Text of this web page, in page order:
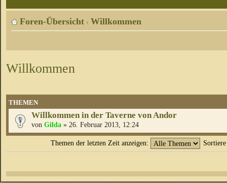
Foren-Übersicht ‹ Willkommen
Willkommen
THEMEN
Willkommen in der Taverne von Andor
von Gilda » 26. Februar 2013, 12:24
Themen der letzten Zeit anzeigen: